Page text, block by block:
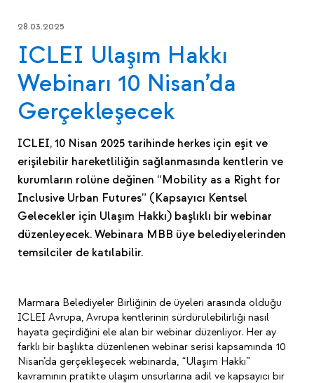
28.03.2025
ICLEI Ulaşım Hakkı
Webinarı 10 Nisan’da
Gerçekleşecek
ICLEI, 10 Nisan 2025 tarihinde herkes için eşit ve
erişilebilir hareketliliğin sağlanmasında kentlerin ve
kurumların rolüne değinen “Mobility as a Right for
Inclusive Urban Futures” (Kapsayıcı Kentsel
Gelecekler için Ulaşım Hakkı) başlıklı bir webinar
düzenleyecek. Webinara MBB üye belediyelerinden
temsilciler de katılabilir.
Marmara Belediyeler Birliğinin de üyeleri arasında olduğu
ICLEI Avrupa, Avrupa kentlerinin sürdürülebilirliği nasıl
hayata geçirdiğini ele alan bir webinar düzenliyor. Her ay
farklı bir başlıkta düzenlenen webinar serisi kapsamında 10
Nisan’da gerçekleşecek webinarda, “Ulaşım Hakkı”
kavramının pratikte ulaşım unsurlarına adil ve kapsayıcı bir